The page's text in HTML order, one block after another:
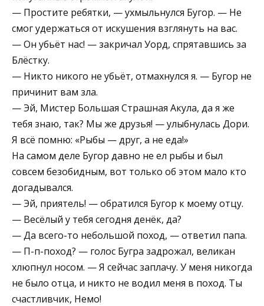
— Простите ребятки, — ухмыльнулся Бугор. — Не
смог удержаться от искушения взглянуть на вас.
— Он убьёт нас! — закричал Уорд, спрятавшись за
Блёстку.
— Никто никого не убьёт, отмахнулся я. — Бугор не
причинит вам зла.
— Эй, Мистер Большая Страшная Акула, да я же
тебя знаю, так? Мы же друзья! — улыбнулась Дори.
Я всё помню: «Рыбы — друг, а не еда!»
На самом деле Бугор давно не ел рыбы и был
совсем безобидным, вот только об этом мало кто
догадывался.
— Эй, приятель! — обратился Бугор к моему отцу.
— Весёлый у тебя сегодня денёк, да?
— Да всего-то небольшой поход, — ответил папа.
— П-п-поход? — голос Бугра задрожал, великан
хлюпнул носом. — Я сейчас заплачу. У меня никогда
не было отца, и никто не водил меня в поход. Ты
счастливчик, Немо!